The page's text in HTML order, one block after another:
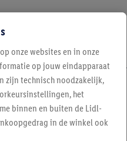
onze websites en in onze
op jouw eindapparaat
zijn technisch noodzakelijk,
het
binnen en buiten de Lidl-
in de winkel ook